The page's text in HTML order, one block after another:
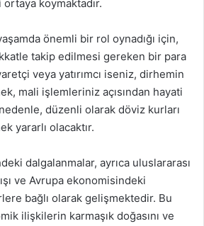
koymaktadır.
önemli bir rol oynadığı için,
takip edilmesi gereken bir para
veya yatırımcı iseniz, dirhemin
mali işlemleriniz açısından hayati
düzenli olarak döviz kurları
yararlı olacaktır.
dalgalanmalar, ayrıca uluslararası
ve Avrupa ekonomisindeki
bağlı olarak gelişmektedir. Bu
ilişkilerin karmaşık doğasını ve